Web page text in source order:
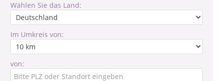
Wählen Sie das Land:
Im Umkreis von:
von: